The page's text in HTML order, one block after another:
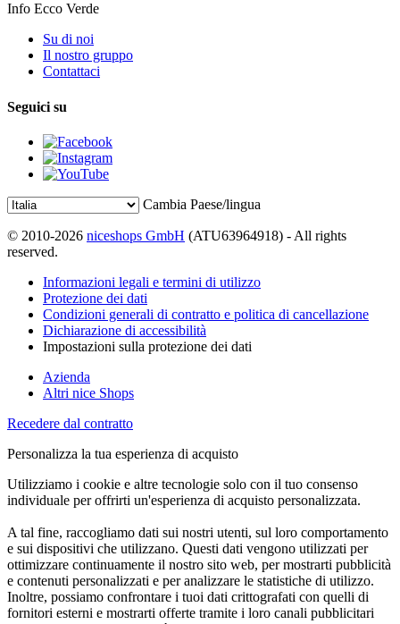
Info Ecco Verde
Su di noi
Il nostro gruppo
Contattaci
Seguici su
Cambia Paese/lingua
© 2010-2026 niceshops GmbH (ATU63964918) - All rights
reserved.
Informazioni legali e termini di utilizzo
Protezione dei dati
Condizioni generali di contratto e politica di cancellazione
Dichiarazione di accessibilità
Impostazioni sulla protezione dei dati
Azienda
Altri nice Shops
Recedere dal contratto
Personalizza la tua esperienza di acquisto
Utilizziamo i cookie e altre tecnologie solo con il tuo consenso
individuale per offrirti un'esperienza di acquisto personalizzata.
A tal fine, raccogliamo dati sui nostri utenti, sul loro comportamento
e sui dispositivi che utilizzano. Questi dati vengono utilizzati per
ottimizzare continuamente il nostro sito web, per mostrarti pubblicità
e contenuti personalizzati e per analizzare le statistiche di utilizzo.
Inoltre, possiamo confrontare i tuoi dati crittografati con quelli di
fornitori esterni e mostrarti offerte tramite i loro canali pubblicitari